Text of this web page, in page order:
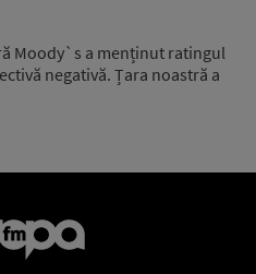
Moody`s a menținut ratingul
negativă. Țara noastră a